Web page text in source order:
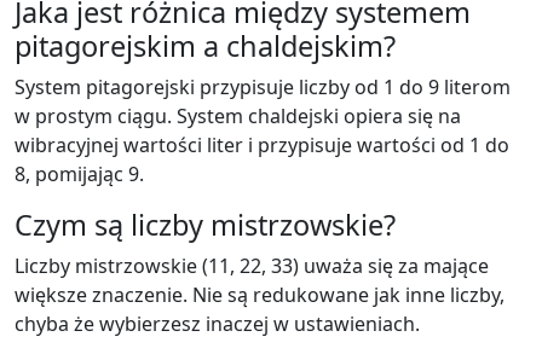
Jaka jest różnica między systemem
pitagorejskim a chaldejskim?
System pitagorejski przypisuje liczby od 1 do 9 literom
w prostym ciągu. System chaldejski opiera się na
wibracyjnej wartości liter i przypisuje wartości od 1 do
8, pomijając 9.
Czym są liczby mistrzowskie?
Liczby mistrzowskie (11, 22, 33) uważa się za mające
większe znaczenie. Nie są redukowane jak inne liczby,
chyba że wybierzesz inaczej w ustawieniach.